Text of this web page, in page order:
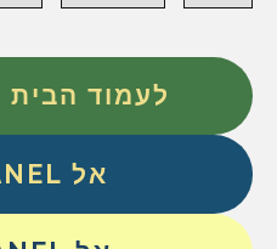
לעמוד הבית OUTPANEL
אל RUNPANEL